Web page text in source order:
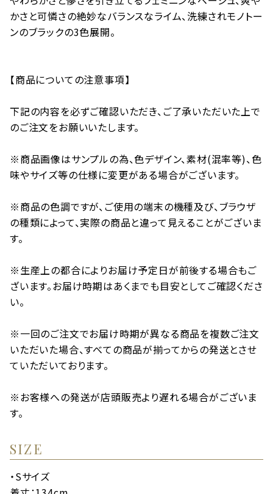
かさと可憐さの絶妙なバランスなライム、洗練されモノトー
ンのブラックの3色展開。
【商品についての注意事項】
下記の内容を必ずご確認いただき、ご了承いただいた上で
のご注文をお願いいたします。
※商品画像はサンプルの為、色デザイン、素材(混率等)、色
味やサイズ等の仕様に変更がある場合がございます。
※商品の色調ですが、ご使用の端末の機種及び、ブラウザ
の種類によって、実際の商品と違って見えることがございま
す。
※生産上の都合によりお届け予定日が前後する場合もご
ざいます。お届け時期はあくまでも目安としてご確認くださ
い。
※一回のご注文でお届け時期が異なる商品を複数ご注文
いただいた場合、すべての商品が揃ってからの発送とさせ
ていただいております。
※お客様への発送が店頭販売より遅れる場合がございま
す。
SIZE
・Sサイズ